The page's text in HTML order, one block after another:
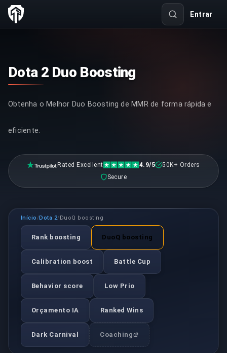
Entrar
Dota 2 Duo Boosting
Obtenha o Melhor Duo Boosting de MMR de forma rápida e
eficiente.
Rated Excellent 4.9/5
50K+ Orders
Secure
Início /Dota 2/DuoQ boosting
Rank boosting DuoQ boosting
Calibration boost Battle Cup
Behavior score Low Prio
Orçamento IA Ranked Wins
Dark Carnival Coaching